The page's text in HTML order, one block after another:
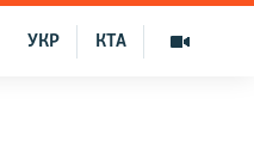
КТА
УКР